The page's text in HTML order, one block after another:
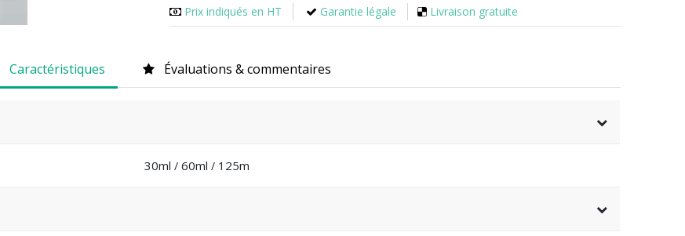
Prix indiqués en HT Garantie légale Livraison gratuite
Caractéristiques Évaluations & commentaires
30ml /60ml / 125m